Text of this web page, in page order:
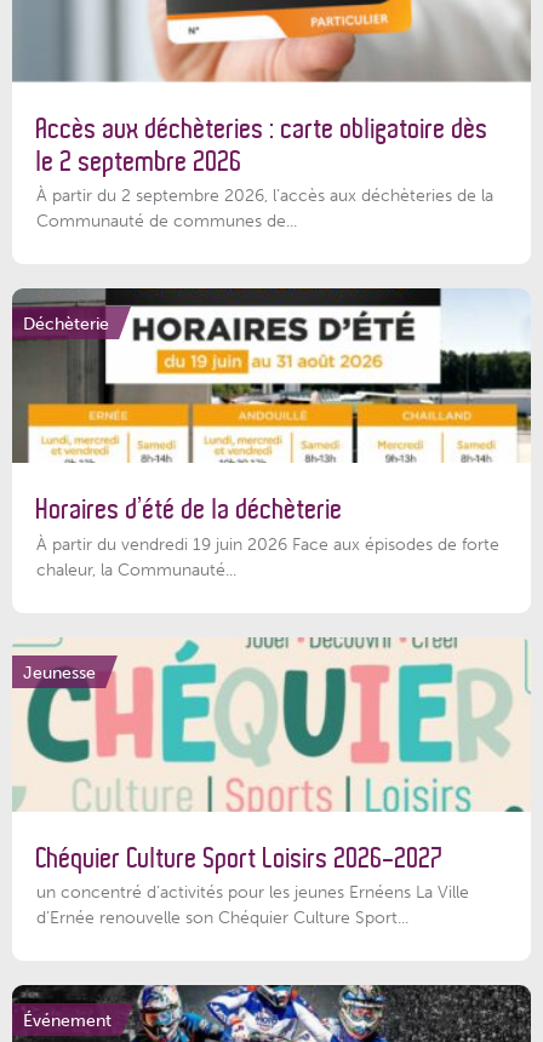
Accès aux déchèteries : carte obligatoire dès
le 2 septembre 2026
À partir du 2 septembre 2026, l’accès aux déchèteries de la
Communauté de communes de...
Déchèterie
Horaires d’été de la déchèterie
À partir du vendredi 19 juin 2026 Face aux épisodes de forte
chaleur, la Communauté...
Jeunesse
Chéquier Culture Sport Loisirs 2026-2027
un concentré d’activités pour les jeunes Ernéens La Ville
d’Ernée renouvelle son Chéquier Culture Sport...
Événement